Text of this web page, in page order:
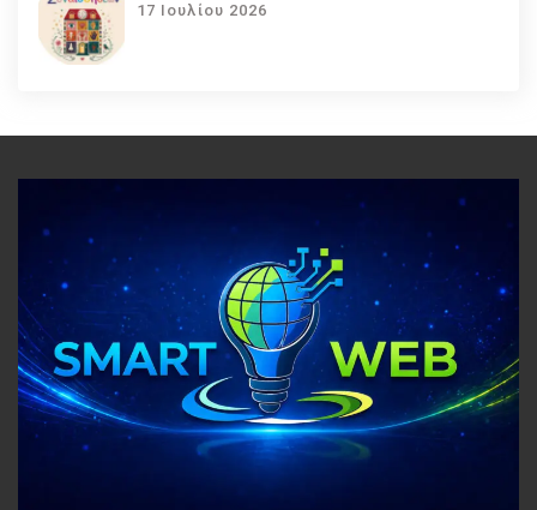
17 Ιουλίου 2026